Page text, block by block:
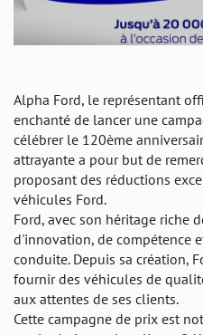
Alpha Ford, le représentant
enchanté de lancer une
célébrer le 120ème
attrayante a pour but de
proposant des réductions
véhicules Ford.
Ford, avec son héritage riche
d'innovation, de compétence
conduite. Depuis sa création,
fournir des véhicules de
aux attentes de ses clients.
Cette campagne de prix est